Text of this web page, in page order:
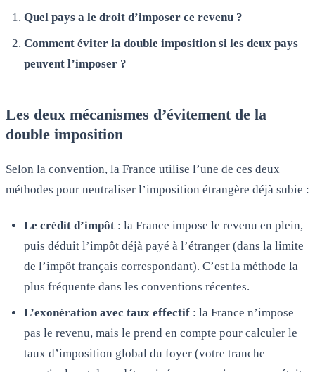
Quel pays a le droit d’imposer ce revenu ?
Comment éviter la double imposition si les deux pays
peuvent l’imposer ?
Les deux mécanismes d’évitement de la
double imposition
Selon la convention, la France utilise l’une de ces deux
méthodes pour neutraliser l’imposition étrangère déjà subie :
Le crédit d’impôt: la France impose le revenu en plein,
puis déduit l’impôt déjà payé à l’étranger (dans la limite
de l’impôt français correspondant). C’est la méthode la
plus fréquente dans les conventions récentes.
L’exonération avec taux effectif: la France n’impose
pas le revenu, mais le prend en compte pour calculer le
taux d’imposition global du foyer (votre tranche